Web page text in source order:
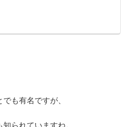
も有名ですが、
られていますね。